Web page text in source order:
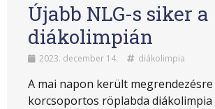
Újabb NLG-s siker a
diákolimpián
2023. december 14. diákolimpia
A mai napon került megrendezésre
korcsoportos röplabda diákolimpia